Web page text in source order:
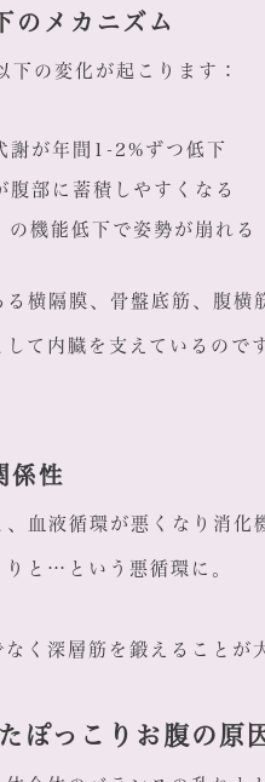
のメカニズム
の変化が起こります：
謝が年間1-2%ずつ低下
部に蓄積しやすくなる
機能低下で姿勢が崩れる
横隔膜、骨盤底筋、腹横
て内臓を支えているので
係性
血液循環が悪くなり消化
と…という悪循環に。
く深層筋を鍛えることが
ぽっこりお腹の原